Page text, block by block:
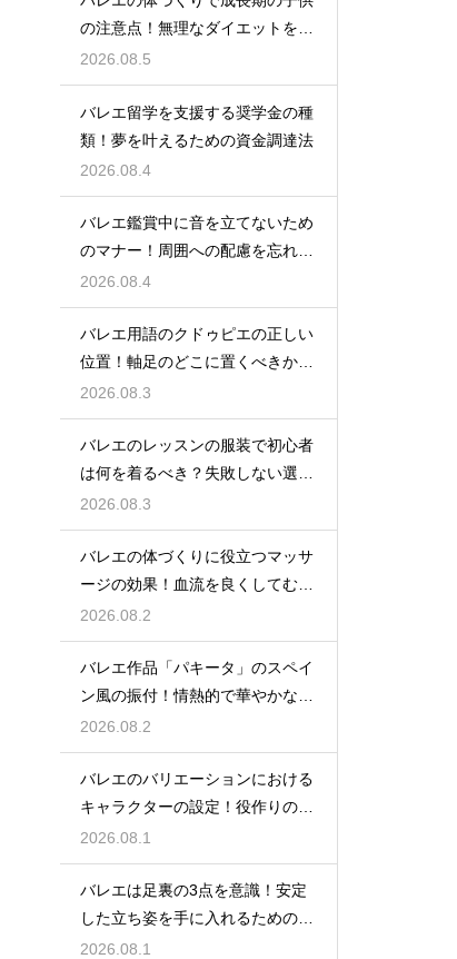
の注意点！無理なダイエットを防
ぎ健康に
2026.08.5
バレエ留学を支援する奨学金の種
類！夢を叶えるための資金調達法
2026.08.4
バレエ鑑賞中に音を立てないため
のマナー！周囲への配慮を忘れず
に
2026.08.4
バレエ用語のクドゥピエの正しい
位置！軸足のどこに置くべきかを
徹底解説
2026.08.3
バレエのレッスンの服装で初心者
は何を着るべき？失敗しない選び
方
2026.08.3
バレエの体づくりに役立つマッサ
ージの効果！血流を良くしてむく
みスッキリ
2026.08.2
バレエ作品「パキータ」のスペイ
ン風の振付！情熱的で華やかな舞
台の魅力
2026.08.2
バレエのバリエーションにおける
キャラクターの設定！役作りの重
要性
2026.08.1
バレエは足裏の3点を意識！安定
した立ち姿を手に入れるための秘
訣
2026.08.1